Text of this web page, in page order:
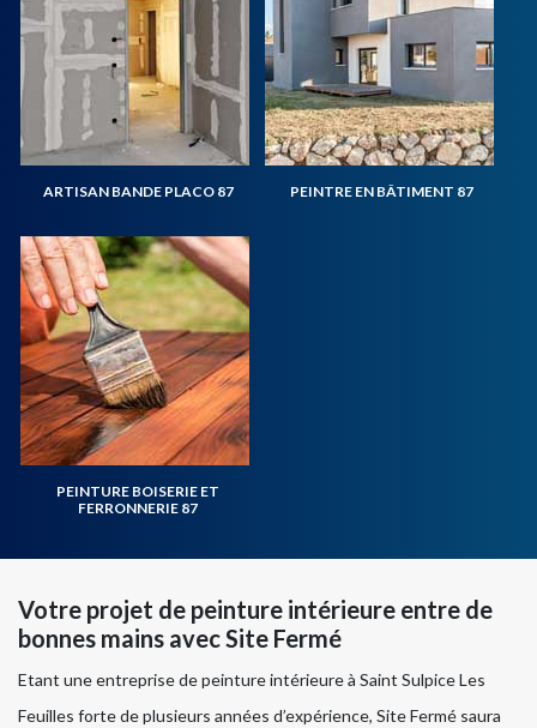
ARTISAN BANDE PLACO 87 PEINTRE EN BÂTIMENT 87
PEINTURE BOISERIE ET
FERRONNERIE 87
Votre projet de peinture intérieure entre de
bonnes mains avec Site Fermé
Etant une entreprise de peinture intérieure à Saint Sulpice Les
Feuilles forte de plusieurs années d’expérience, Site Fermé saura